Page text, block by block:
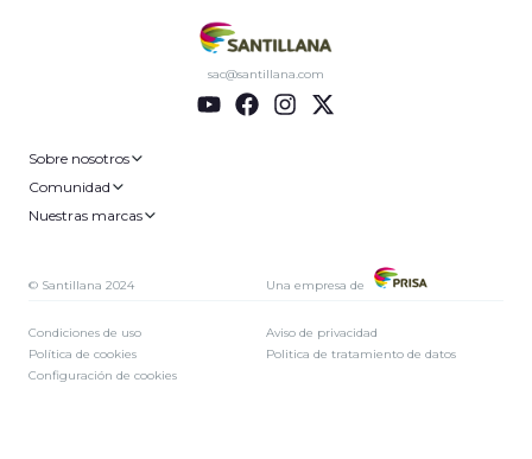
sac@santillana.com
Sobre nosotros
Comunidad
Nuestras marcas
© Santillana 2024 Una empresa de
Condiciones de uso
Política de cookies
Configuración de cookies
Aviso de privacidad
Politica de tratamiento de datos